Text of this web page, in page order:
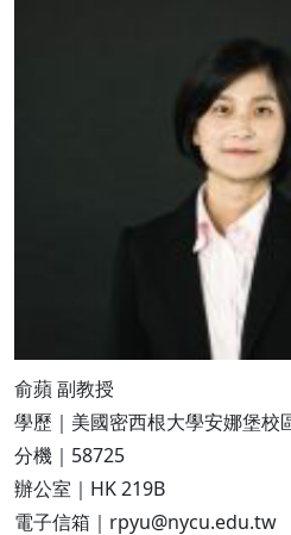
俞蘋 副教授
學歷｜美國密西根大學安娜堡校
分機｜58725
辦公室｜HK 219B
電子信箱｜rpyu@nycu.edu.tw